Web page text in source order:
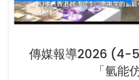
傳媒報導2026 (4-
「氫能